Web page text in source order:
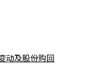
动及股份购回